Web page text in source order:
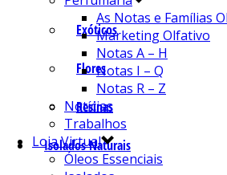
Exóticos
Flores
Resinas
Isolados Naturais
As Notas e Famílias
Marketing Olfativo
Notas A – H
Notas I – Q
Notas R – Z
Notícias
Trabalhos
Loja Virtual
Óleos Essenciais